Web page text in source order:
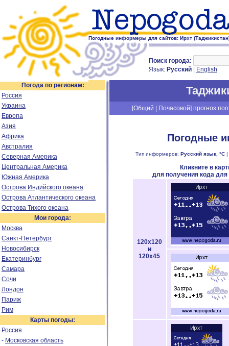
Погодные информеры для сайтов: Ирхт
Поиск города:
Язык: Русский English
Погода по регионам:
Россия
Украина
Европа
Азия
Африка
Австралия
Северная Америка
Центральная Америка
Южная Америка
Острова Индийского океана
Острова Атлантического океана
Острова Тихого океана
Мои города:
Москва
Санкт-Петербург
Новосибирск
Екатеринбург
Самара
Сочи
Лондон
Париж
Рим
Карты погоды:
Россия
- Московская область
[Общий Почасовой] прогноз
Погодные
Тип информеров: Русский язык, °C|
Кликните в
для получения кода
120x120
и
120x45